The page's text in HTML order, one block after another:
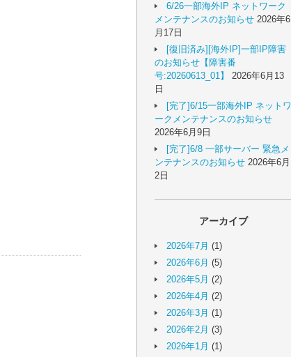
6/26一部海外IP ネットワーク
メンテナンスのお知らせ 2026年6
月17日
[復旧済み][海外IP]一部IP障害
のお知らせ【障害番
号:20260613_01】
2026年6月13
日
[完了]6/15一部海外IP ネットワ
ークメンテナンスのお知らせ
2026年6月9日
[完了]6/8 一部サーバー 緊急メ
ンテナンスのお知らせ 2026年6月
2日
アーカイブ
2026年7月 (1)
2026年6月 (5)
2026年5月 (2)
2026年4月 (2)
2026年3月 (1)
2026年2月 (3)
2026年1月 (1)